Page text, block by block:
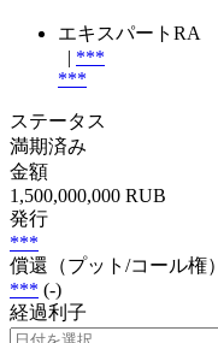
エキスパートRA
| ***
***
ステータス
満期済み
金額
1,500,000,000 RUB
発行
***
償還（プット/コール権）
*** (-)
経過利子